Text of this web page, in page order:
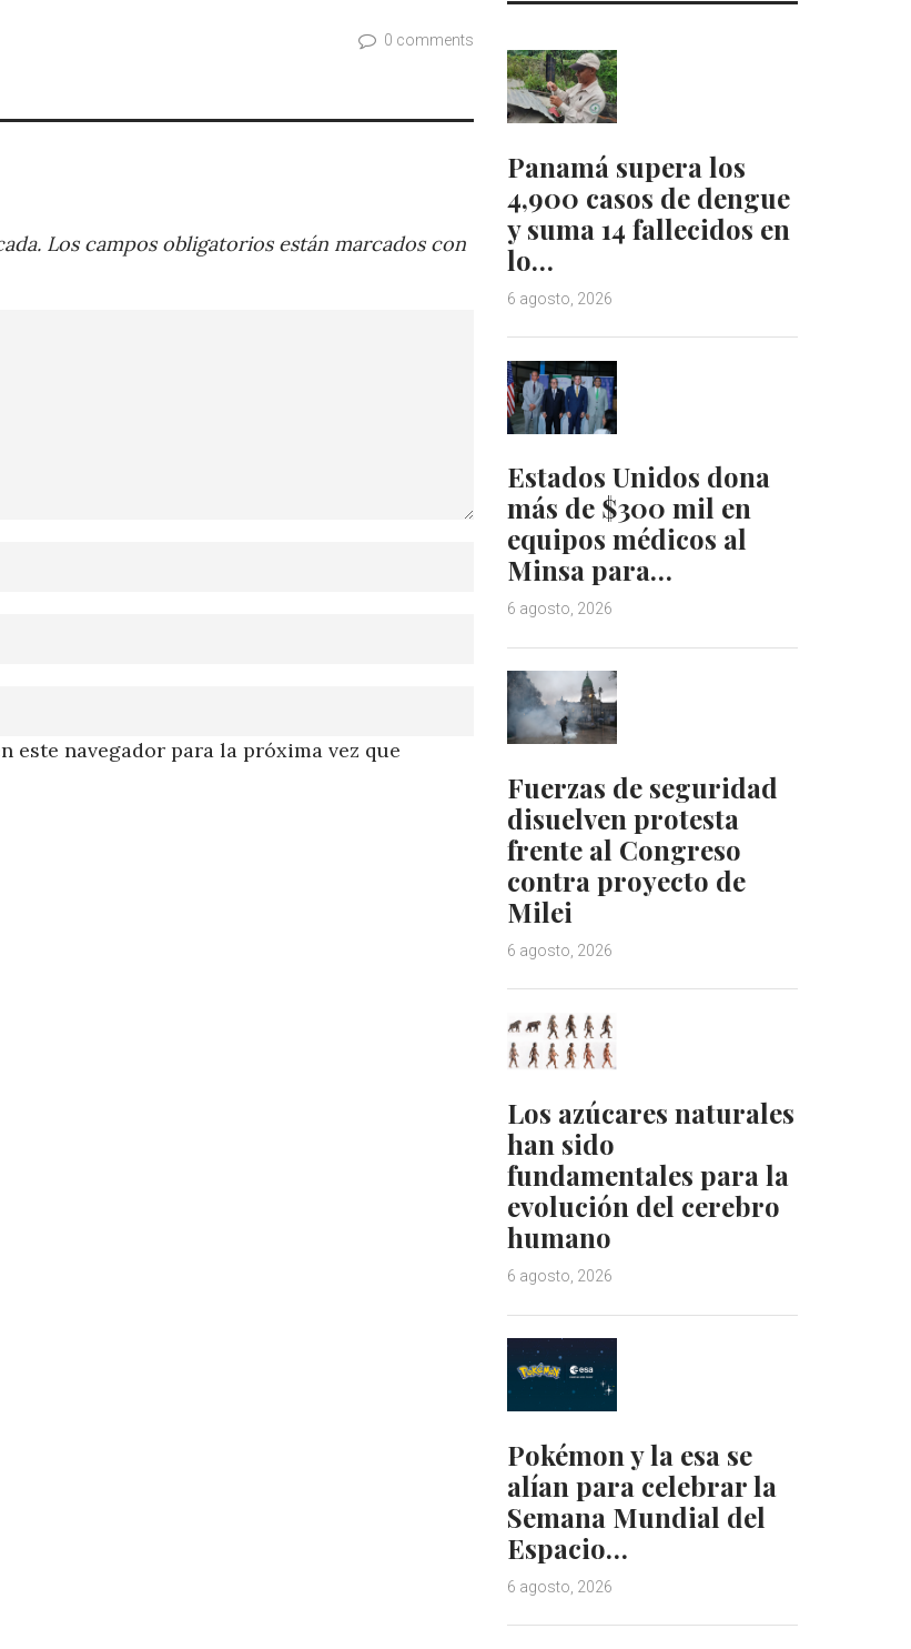
0 comments
Los campos obligatorios están marcados con
este navegador para la próxima vez que
Panamá supera los
4,900 casos de dengue
y suma 14 fallecidos en
lo…
6 agosto, 2026
Estados Unidos dona
más de $300 mil en
equipos médicos al
Minsa para…
6 agosto, 2026
Fuerzas de seguridad
disuelven protesta
frente al Congreso
contra proyecto de
Milei
6 agosto, 2026
Los azúcares naturales
han sido
fundamentales para la
evolución del cerebro
humano
6 agosto, 2026
Pokémon y la esa se
alían para celebrar la
Semana Mundial del
Espacio…
6 agosto, 2026